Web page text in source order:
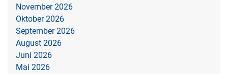
November 2026
Oktober 2026
September 2026
August 2026
Juni 2026
Mai 2026